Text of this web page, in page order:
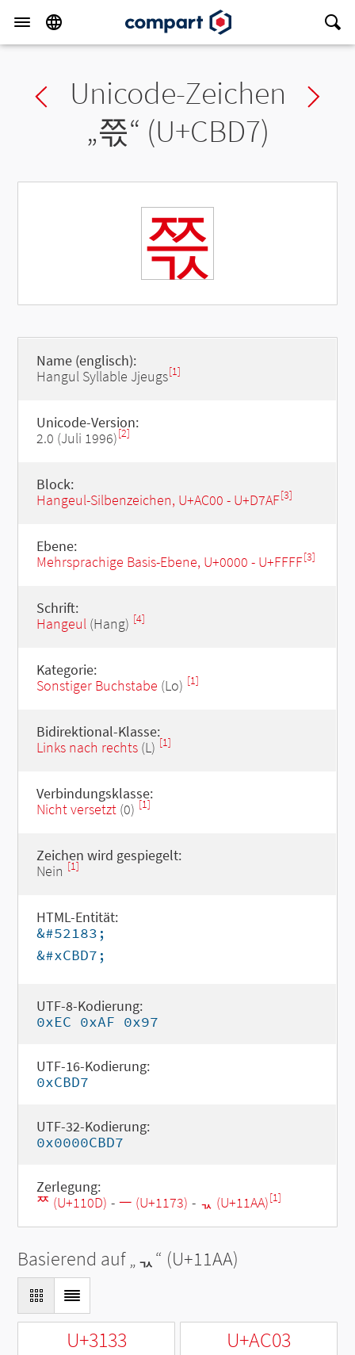
Previous char
Unicode-Zeichen
„쯗“ (U+CBD7)
쯗
Name (englisch):
Hangul Syllable Jjeugs[1]
Unicode-Version:
2.0 (Juli 1996)[2]
Block:
Hangeul-Silbenzeichen, U+AC00 - U+D7AF[3]
Ebene:
Mehrsprachige Basis-Ebene, U+0000 - U+FFFF[3]
Schrift:
Hangeul(Hang) [4]
Kategorie:
Sonstiger Buchstabe (Lo) [1]
Bidirektional-Klasse:
Links nach rechts(L) [1]
Verbindungsklasse:
Nicht versetzt(0) [1]
Zeichen wird gespiegelt:
Nein [1]
HTML-Entität:
&#52183;
&#xCBD7;
UTF-8-Kodierung:
0xEC 0xAF 0x97
UTF-16-Kodierung:
0xCBD7
UTF-32-Kodierung:
0x0000CBD7
Zerlegung:
ᄍ (U+110D) - ᅳ (U+1173) - ᆪ (U+11AA)[1]
Basierend auf „ᆪ“ (U+11AA)
U+3133 U+AC03